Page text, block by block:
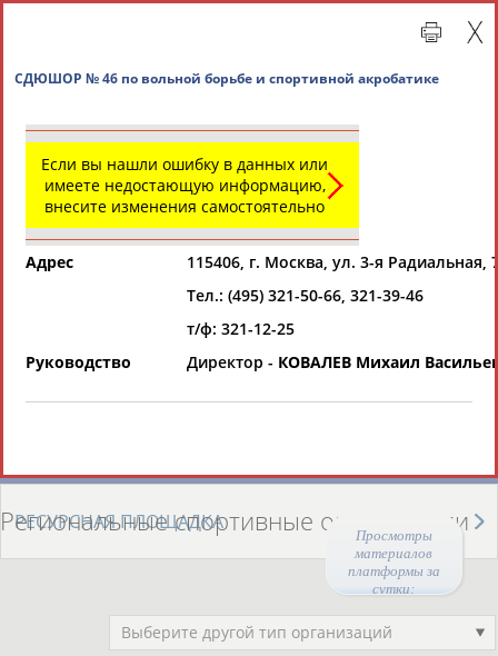
Просмотры
материалов
платформы за
сутки:
Региональные спортивные организации
СВОДНЫЕ ИНДЕКСЫ
РЕСУРСНАЯ ПЛОЩАДКА
Региональные спортивные организации
Выберите другой тип организаций
Если вы нашли ошибку в данных или
имеете недостающую информацию,
внесите изменения самостоятельно
Адрес
115406, г. Москва, ул. 3-я Радиальная,
Тел.: (495) 321-50-66, 321-39-46
т/ф: 321-12-25
Руководство
Директор - КОВАЛЕВ Михаил